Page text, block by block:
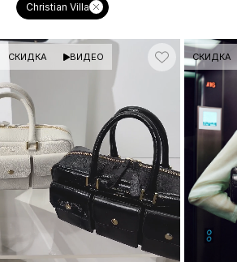
Christian Villa
СКИДКА ВИДЕО СКИДКА